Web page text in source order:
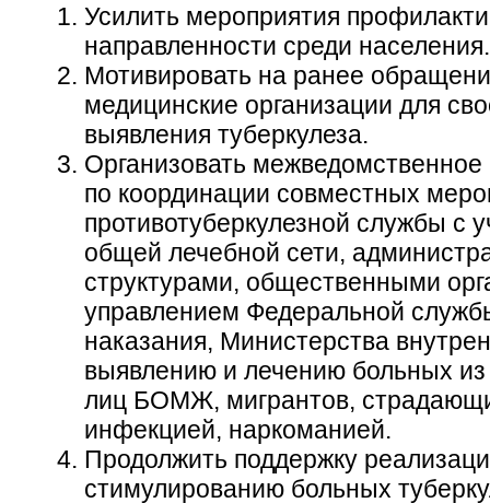
Усилить мероприятия
направленности среди населения.
Мотивировать на ранее
медицинские организации для
выявления туберкулеза.
Организовать
по координации совместных
противотуберкулезной службы с
общей лечебной сети,
структурами, общественными
управлением Федеральной
наказания, Министерства
выявлению и лечению больных из
лиц БОМЖ, мигрантов,
инфекцией, наркоманией.
Продолжить поддержку
стимулированию больных